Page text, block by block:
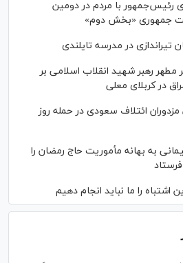
رئیس‌جمهور با مردم در دومین
جمهوری «بخش دوم»
تیراندازی در مدرسه تایلندی
رهبر شهید انقلاب اسلامی بر
در کربلای معلی
ائتلاف سعودی در حمله روز
به بهانه مأموریت حاج رمضان را
اشتباه را ما نباید انجام دهیم